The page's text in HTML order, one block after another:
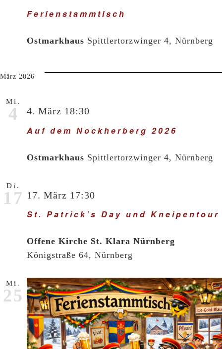
Ferienstammtisch
Ostmarkhaus Spittlertorzwinger 4, Nürnberg
März 2026
Mi.
4
Auf dem Nockherberg 2026
4. März 18:30
Ostmarkhaus Spittlertorzwinger 4, Nürnberg
Di.
17
St. Patrick’s Day und Kneipentour
17. März 17:30
Offene Kirche St. Klara Nürnberg
Königstraße 64, Nürnberg
Mi.
25